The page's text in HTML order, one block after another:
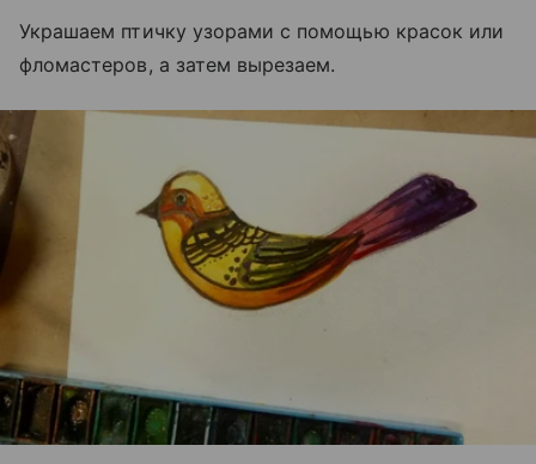
Украшаем птичку узорами с помощью красок или
фломастеров, а затем вырезаем.